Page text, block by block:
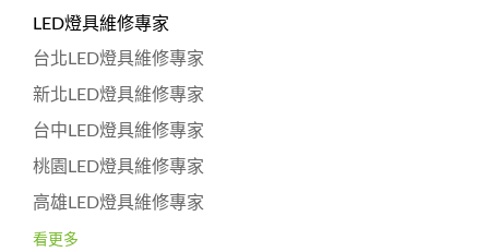
LED燈具維修專家
台北LED燈具維修專家
新北LED燈具維修專家
台中LED燈具維修專家
桃園LED燈具維修專家
高雄LED燈具維修專家
看更多